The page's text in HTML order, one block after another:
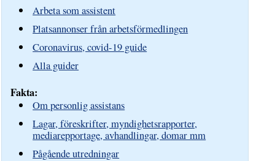
Arbeta som assistent
Platsannonser från arbetsförmedlingen
Coronavirus, covid-19 guide
Alla guider
Fakta:
Om personlig assistans
Lagar, föreskrifter, myndighetsrapporter,
mediarepportage, avhandlingar, domar mm
Pågående utredningar